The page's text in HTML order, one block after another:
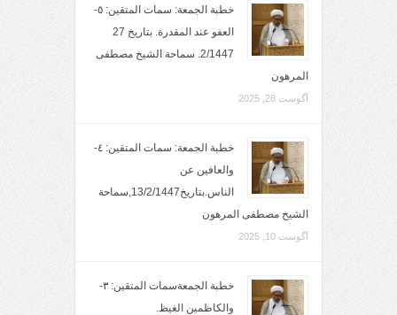
خطبة الجمعة: سمات المتقين: ٥-
العفو عند المقدرة. بتاريخ 27
2/1447. سماحة الشيخ مصطفى
المرهون
آگوست 28, 2025
خطبة الجمعة: سمات المتقين: ٤-
والعافين عن
الناس.بتاريخ13/2/1447,سماحة
الشيخ مصطفى المرهون
آگوست 10, 2025
خطبة الجمعةسمات المتقين: ٣-
والكاظمين الغيظ.